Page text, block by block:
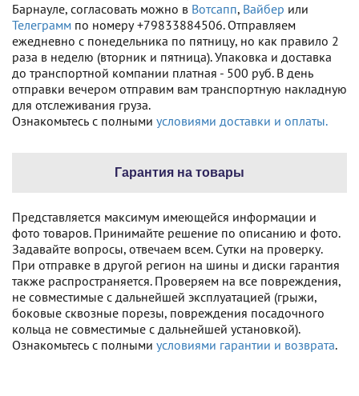
Барнауле, согласовать можно в Вотсапп, Вайбер или
Телеграмм по номеру +79833884506. Отправляем
ежедневно с понедельника по пятницу, но как правило 2
раза в неделю (вторник и пятница). Упаковка и доставка
до транспортной компании платная - 500 руб. В день
отправки вечером отправим вам транспортную накладную
для отслеживания груза.
Ознакомьтесь с полными условиями доставки и оплаты.
Гарантия на товары
Представляется максимум имеющейся информации и
фото товаров. Принимайте решение по описанию и фото.
Задавайте вопросы, отвечаем всем. Сутки на проверку.
При отправке в другой регион на шины и диски гарантия
также распространяется. Проверяем на все повреждения,
не совместимые с дальнейшей эксплуатацией (грыжи,
боковые сквозные порезы, повреждения посадочного
кольца не совместимые с дальнейшей установкой).
Ознакомьтесь с полными условиями гарантии и возврата.